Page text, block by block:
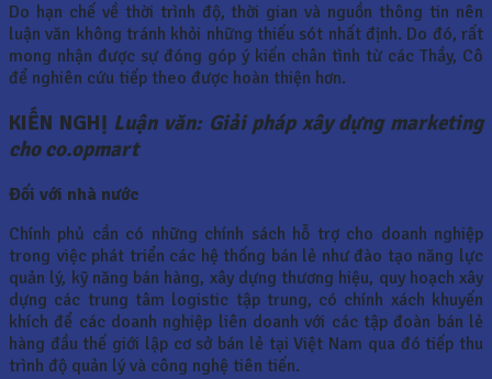
Do hạn chế về thời trình độ, thời gian và nguồn thông tin nên
luận văn không tránh khỏi những thiếu sót nhất định. Do đó, rất
mong nhận được sự đóng góp ý kiến chân tình từ các Thầy, Cô
để nghiên cứu tiếp theo được hoàn thiện hơn.
KIẾN NGHỊ Luận văn: Giải pháp xây dựng marketing
cho co.opmart
Đối với nhà nước
Chính phủ cần có những chính sách hỗ trợ cho doanh nghiệp
trong việc phát triển các hệ thống bán lẻ như đào tạo năng lực
quản lý, kỹ năng bán hàng, xây dựng thương hiệu, quy hoạch xây
dựng các trung tâm logistic tập trung, có chính xách khuyến
khích để các doanh nghiệp liên doanh với các tập đoàn bán lẻ
hàng đầu thế giới lập cơ sở bán lẻ tại Việt Nam qua đó tiếp thu
trình độ quản lý và công nghệ tiên tiến.